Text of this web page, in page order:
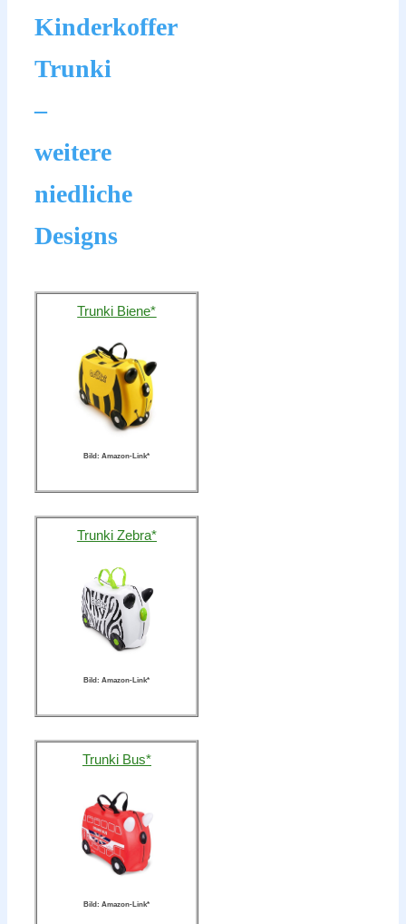
Kinderkoffer
Trunki
–
weitere
niedliche
Designs
Trunki Biene*
Bild: Amazon-Link*
Trunki Zebra*
Bild: Amazon-Link*
Trunki Bus*
Bild: Amazon-Link*